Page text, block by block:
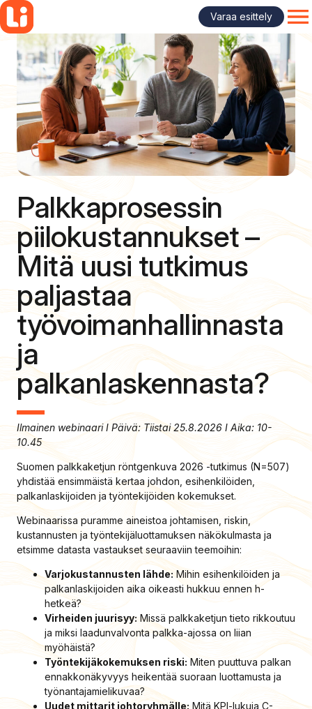
Varaa esittely
Siirry
sisältöön
Palkkaprosessin
piilokustannukset –
Mitä uusi tutkimus
paljastaa
työvoimanhallinnasta
ja
palkanlaskennasta?
Ilmainen webinaari I Päivä: Tiistai 25.8.2026 I Aika: 10-
10.45
Suomen palkkaketjun röntgenkuva 2026 -tutkimus (N=507)
yhdistää ensimmäistä kertaa johdon, esihenkilöiden,
palkanlaskijoiden ja työntekijöiden kokemukset.
Webinaarissa puramme aineistoa johtamisen, riskin,
kustannusten ja työntekijäluottamuksen näkökulmasta ja
etsimme datasta vastaukset seuraaviin teemoihin:
Varjokustannusten lähde: Mihin esihenkilöiden ja
palkanlaskijoiden aika oikeasti hukkuu ennen h-
hetkeä?
Virheiden juurisyy: Missä palkkaketjun tieto rikkoutuu
ja miksi laadunvalvonta palkka-ajossa on liian
myöhäistä?
Työntekijäkokemuksen riski: Miten puuttuva palkan
ennakkonäkyvyys heikentää suoraan luottamusta ja
työnantajamielikuvaa?
Uudet mittarit johtoryhmälle: Mitä KPI-lukuja C-